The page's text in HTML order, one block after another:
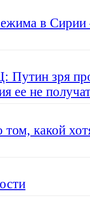
в
зря
ее не
том, какой